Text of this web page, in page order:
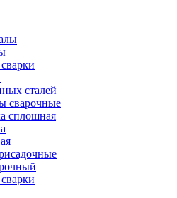
сталей
сварочные
сплошная